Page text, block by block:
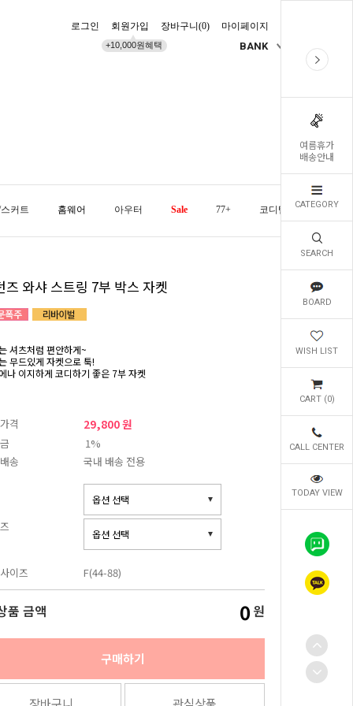
여름휴가
배송안내
CATEGORY
SEARCH
BOARD
WISH LIST
CART (0)
CALL CENTER
TODAY VIEW
로그인 회원가입
+10,000원혜택
장바구니(0) 마이페이지
BANK
커트 홈웨어 아우터 Sale 77+ 코디템 오늘발송
즈 와샤 스트링 7부 박스 자켓
셔츠처럼 편안하게~
무드있게 자켓으로 툭!
나 이지하게 코디하기 좋은 7부 자켓
격 29,800 원
1%
송
국내 배송 전용
이즈 F(44-88)
품 금액 0 원
구매하기